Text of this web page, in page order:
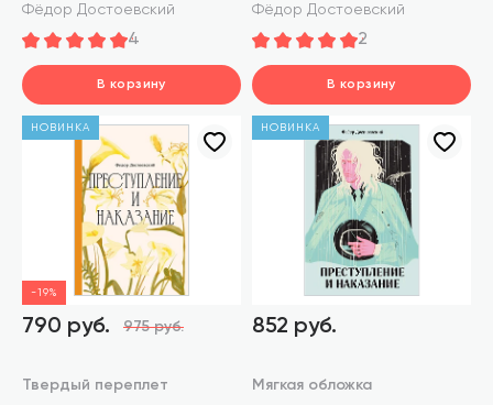
Фёдор Достоевский
4
В корзину
В корзине
Фёдор Достоевский
2
В корзину
В корзине
НОВИНКА
-19%
790 руб. 975 руб.
Твердый переплет
НОВИНКА
852 руб.
Мягкая обложка